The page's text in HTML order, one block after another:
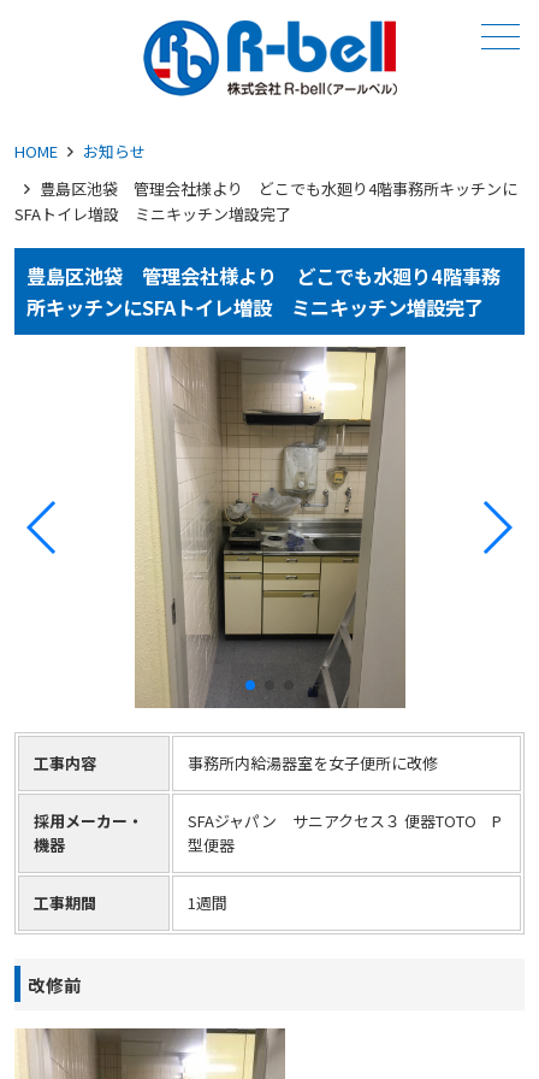
メニュー
HOME
お知らせ
豊島区池袋 管理会社様より どこでも水廻り4階事務所キッチンに
SFAトイレ増設 ミニキッチン増設完了
豊島区池袋 管理会社様より どこでも水廻り4階事務
所キッチンにSFAトイレ増設 ミニキッチン増設完了
工事内容 事務所内給湯器室を女子便所に改修
採用メーカー・
機器
SFAジャパン サニアクセス３ 便器TOTO P
型便器
工事期間 1週間
改修前